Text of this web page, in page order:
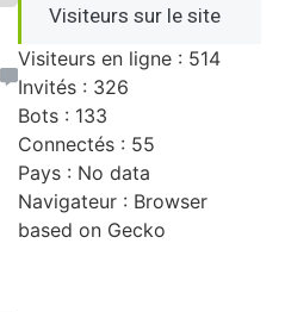
Visiteurs sur le site
Visiteurs en ligne : 514
Invités : 326
Bots : 133
Connectés : 55
Pays : No data
Navigateur : Browser
based on Gecko